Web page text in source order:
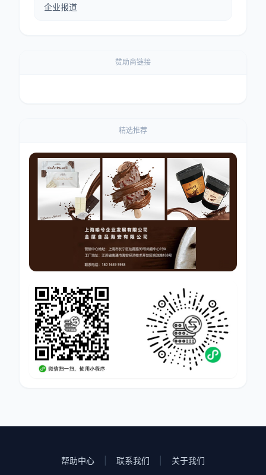
企业报道
赞助商链接
精选推荐
帮助中心 联系我们 关于我们